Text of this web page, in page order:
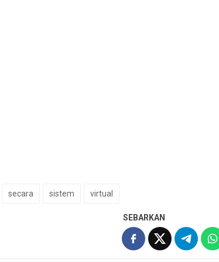
secara sistem virtual
SEBARKAN